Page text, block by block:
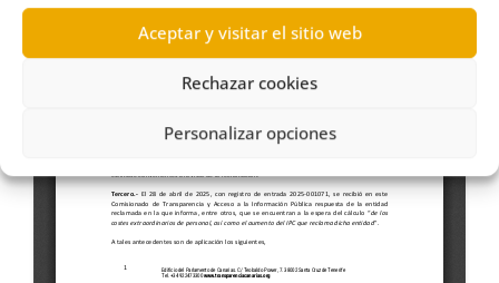
Aceptar y visitar el sitio web
Rechazar cookies
Personalizar opciones